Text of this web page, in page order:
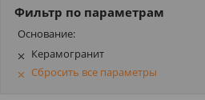
Фильтр по параметрам
Основание:
Керамогранит
Сбросить все параметры